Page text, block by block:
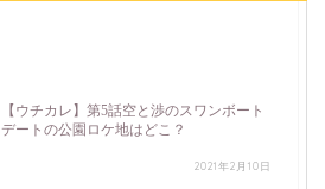
【ウチカレ】第5話空と渉のスワンボート
デートの公園ロケ地はどこ？
2021年2月10日